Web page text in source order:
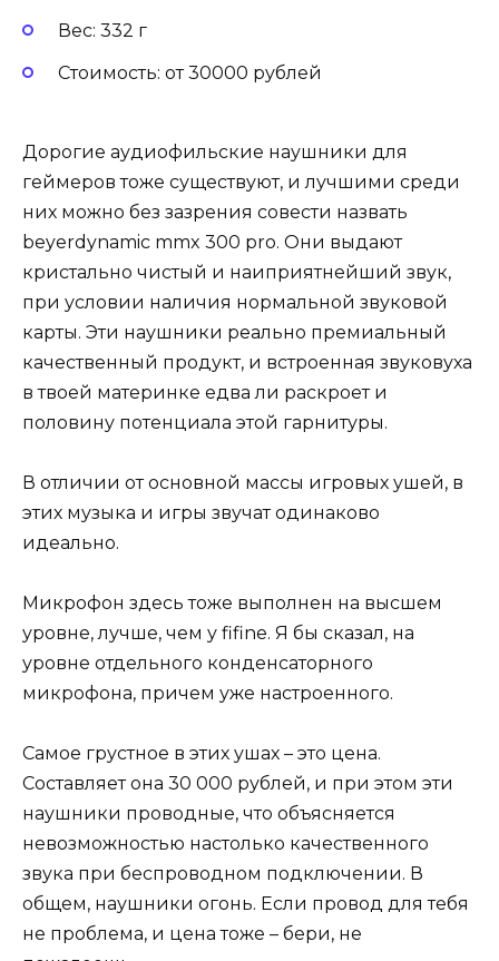
Вес: 332 г
Стоимость: от 30000 рублей
Дорогие аудиофильские наушники для
геймеров тоже существуют, и лучшими среди
них можно без зазрения совести назвать
beyerdynamic mmx 300 pro. Они выдают
кристально чистый и наиприятнейший звук,
при условии наличия нормальной звуковой
карты. Эти наушники реально премиальный
качественный продукт, и встроенная звуковуха
в твоей материнке едва ли раскроет и
половину потенциала этой гарнитуры.
В отличии от основной массы игровых ушей, в
этих музыка и игры звучат одинаково
идеально.
Микрофон здесь тоже выполнен на высшем
уровне, лучше, чем у fifine. Я бы сказал, на
уровне отдельного конденсаторного
микрофона, причем уже настроенного.
Самое грустное в этих ушах – это цена.
Составляет она 30 000 рублей, и при этом эти
наушники проводные, что объясняется
невозможностью настолько качественного
звука при беспроводном подключении. В
общем, наушники огонь. Если провод для тебя
не проблема, и цена тоже – бери, не